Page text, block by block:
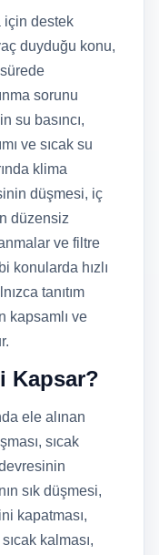
için destek
duyduğu konu,
sorunu
su basıncı,
ve sıcak su
klima
düşmesi, iç
düzensiz
ve filtre
konularda hızlı
tanıtım
kapsamlı ve
Kapsar?
ele alınan
sıcak
sık düşmesi,
kapatması,
kalması,